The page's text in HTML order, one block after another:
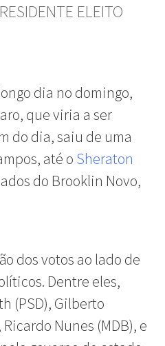
ELEITO
dia no domingo,
que viria a ser
do dia, saiu de uma
até o Sheraton
do Brooklin Novo,
dos votos ao lado de
Dentre eles,
(PSD), Gilberto
Nunes (MDB), e